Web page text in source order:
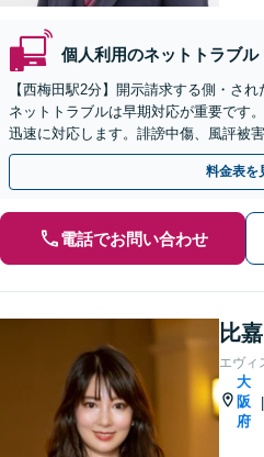
個人利用のネットトラブル
【西梅田駅2分】開示請求する側・さ
ネットトラブルは早期対応が重要です
迅速に対応します。誹謗中傷、風評被
任せください【オンライン面談OK】【
料金表を
電話でお問い合わせ
比
エヴィ
大
阪
府
|